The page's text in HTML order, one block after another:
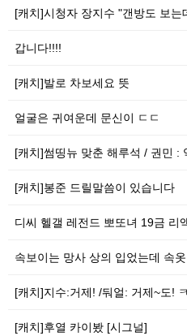
[캐치]시청자 장지수 "갠방도 보는
갑니다!!!!
[캐치]발로 차보세요 뜻
얼굴은 귀여운데 문신이 ㄷㄷ
[캐치]썸띵뉴 맞춘 해루석 / 권민 :
[캐치]봉준 드릴말씀이 있습니다
디씨 헬갤 레전드 뽀또녀 19금 리
속보이는 망사 상의 입었는데 속
[캐치]지수:거제! /둬얼: 거제~도!
[캐치]후열 카이봤 [시그널]